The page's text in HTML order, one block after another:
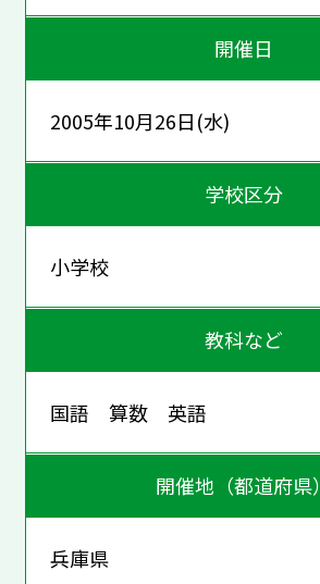
開催日
2005年10月26日(水)
学校区分
小学校
教科など
国語 算数 英語
開催地（都道府県）
兵庫県